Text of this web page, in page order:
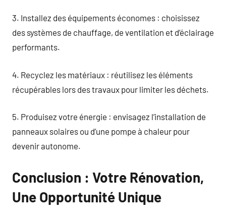
3. Installez des équipements économes : choisissez
des systèmes de chauffage, de ventilation et d’éclairage
performants.
4. Recyclez les matériaux : réutilisez les éléments
récupérables lors des travaux pour limiter les déchets.
5. Produisez votre énergie : envisagez l’installation de
panneaux solaires ou d’une pompe à chaleur pour
devenir autonome.
Conclusion : Votre Rénovation,
Une Opportunité Unique